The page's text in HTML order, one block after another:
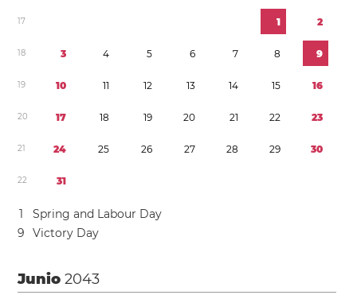
17 1 2
18 3 4 5 6 7 8 9
19 10 11 12 13 14 15 16
20 17 18 19 20 21 22 23
21 24 25 26 27 28 29 30
22 31
1
Spring and Labour Day
9
Victory Day
Junio2043